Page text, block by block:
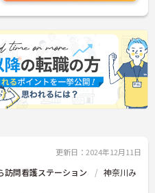
更新日：2024年12月11日
訪問看護ステーション
神奈川み